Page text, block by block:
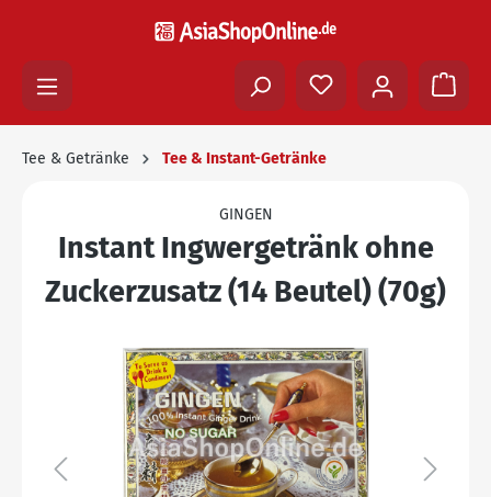
Tee & Getränke Tee & Instant-Getränke
GINGEN
Instant Ingwergetränk ohne
Zuckerzusatz (14 Beutel) (70g)